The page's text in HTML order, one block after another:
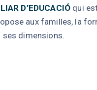
D’EDUCACIÓ qui
aux familles, la
ses dimensions.